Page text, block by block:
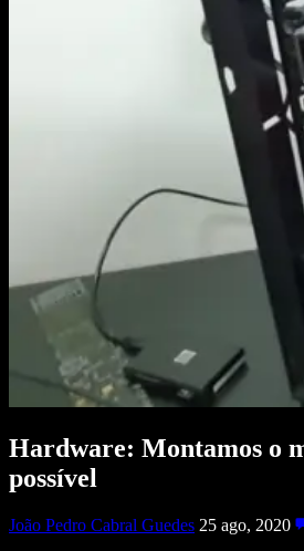
Hardware: Montamos o
possível
João Pedro Cabral Guedes 25 ago, 2020